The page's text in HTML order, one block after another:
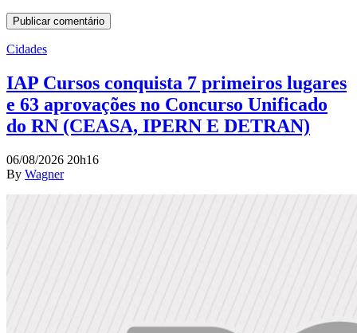
Cidades
IAP Cursos conquista 7 primeiros lugares
e 63 aprovações no Concurso Unificado
do RN (CEASA, IPERN E DETRAN)
06/08/2026 20h16
By Wagner